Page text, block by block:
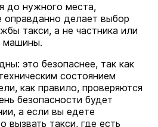
до нужного места,
оправданно делает выбор
такси, а не частника или
машины.
это безопаснее, так как
состоянием
как правило, проверяются
безопасности будет
а если вы едете
вызвать такси, где есть